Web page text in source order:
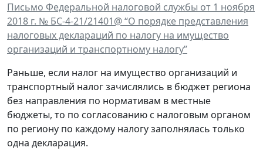
Письмо Федеральной налоговой службы от 1 ноября
2018 г. № БС-4-21/21401@ “О порядке представления
налоговых деклараций по налогу на имущество
организаций и транспортному налогу”
Раньше, если налог на имущество организаций и
транспортный налог зачислялись в бюджет региона
без направления по нормативам в местные
бюджеты, то по согласованию с налоговым органом
по региону по каждому налогу заполнялась только
одна декларация.